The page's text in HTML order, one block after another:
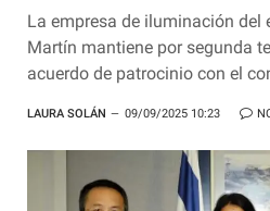
La empresa de iluminación del
Martín mantiene por segunda
acuerdo de patrocinio con el
LAURA SOLÁN 09/09/2025 10:23